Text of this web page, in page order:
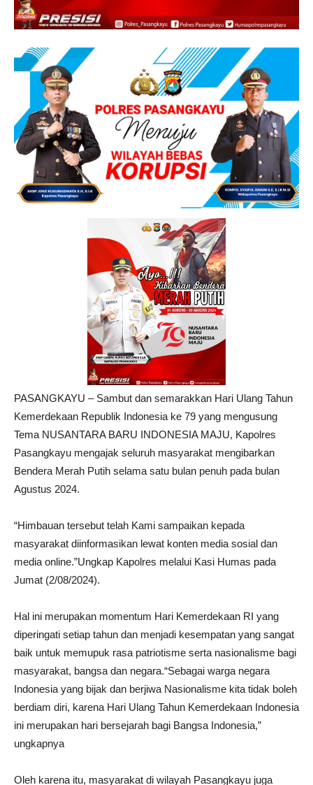
PASANGKAYU – Sambut dan semarakkan Hari Ulang Tahun
Kemerdekaan Republik Indonesia ke 79 yang mengusung
Tema NUSANTARA BARU INDONESIA MAJU, Kapolres
Pasangkayu mengajak seluruh masyarakat mengibarkan
Bendera Merah Putih selama satu bulan penuh pada bulan
Agustus 2024.
“Himbauan tersebut telah Kami sampaikan kepada
masyarakat diinformasikan lewat konten media sosial dan
media online.”Ungkap Kapolres melalui Kasi Humas pada
Jumat (2/08/2024).
Hal ini merupakan momentum Hari Kemerdekaan RI yang
diperingati setiap tahun dan menjadi kesempatan yang sangat
baik untuk memupuk rasa patriotisme serta nasionalisme bagi
masyarakat, bangsa dan negara.“Sebagai warga negara
Indonesia yang bijak dan berjiwa Nasionalisme kita tidak boleh
berdiam diri, karena Hari Ulang Tahun Kemerdekaan Indonesia
ini merupakan hari bersejarah bagi Bangsa Indonesia,”
ungkapnya
Oleh karena itu, masyarakat di wilayah Pasangkayu juga